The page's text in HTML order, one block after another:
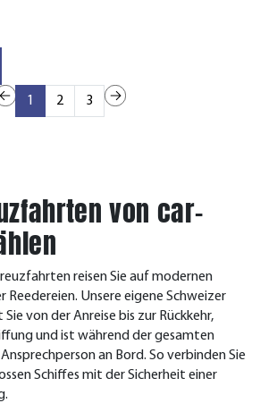
1 2 3
von car-
reisen Sie auf modernen
Unsere eigene Schweizer
von der Anreise bis zur Rückkehr,
und ist während der gesamten
an Bord. So verbinden Sie
Schiffes mit der Sicherheit einer